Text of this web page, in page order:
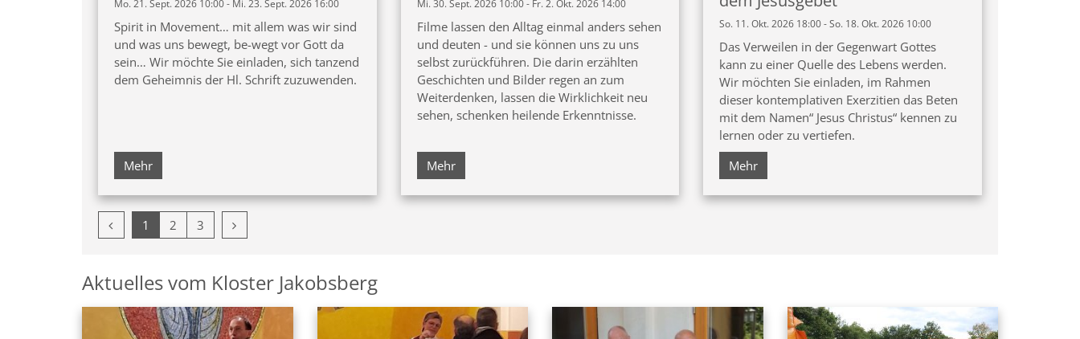
Mo. 21. Sept. 2026 10:00 - Mi. 23. Sept. 2026 16:00
Spirit in Movement… mit allem was wir sind
und was uns bewegt, be-wegt vor Gott da
sein… Wir möchte Sie einladen, sich tanzend
dem Geheimnis der Hl. Schrift zuzuwenden.
Mehr
Mi. 30. Sept. 2026 10:00 - Fr. 2. Okt. 2026 14:00
Filme lassen den Alltag einmal anders sehen
und deuten - und sie können uns zu uns
selbst zurückführen. Die darin erzählten
Geschichten und Bilder regen an zum
Weiterdenken, lassen die Wirklichkeit neu
sehen, schenken heilende Erkenntnisse.
Mehr
So. 11. Okt. 2026 18:00 - So. 18. Okt. 2026 10:00
Das Verweilen in der Gegenwart Gottes
kann zu einer Quelle des Lebens werden.
Wir möchten Sie einladen, im Rahmen
dieser kontemplativen Exerzitien das Beten
mit dem Namen“ Jesus Christus“ kennen zu
lernen oder zu vertiefen.
Mehr
Vorherige Seite
1 2 3 Nächste Seite
Aktuelles vom Kloster Jakobsberg